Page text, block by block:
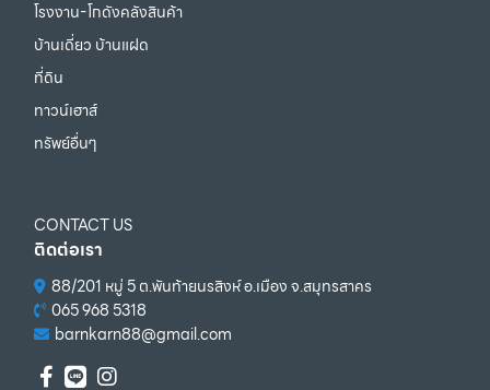
โรงงาน-โกดังคลังสินค้า
บ้านเดี่ยว บ้านแฝด
ที่ดิน
ทาวน์เฮาส์
ทรัพย์อื่นๆ
CONTACT US
ติดต่อเรา
88/201 หมู่ 5 ต.พันท้ายนรสิงห์ อ.เมือง จ.สมุทรสาคร
065 968 5318
barnkarn88@gmail.com